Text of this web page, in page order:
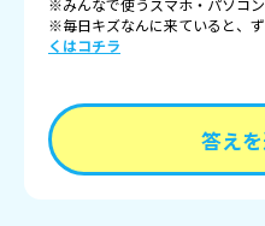
※みんなで使うスマホ・パソコ
※毎日キズなんに来ていると、ず
くはコチラ
答え